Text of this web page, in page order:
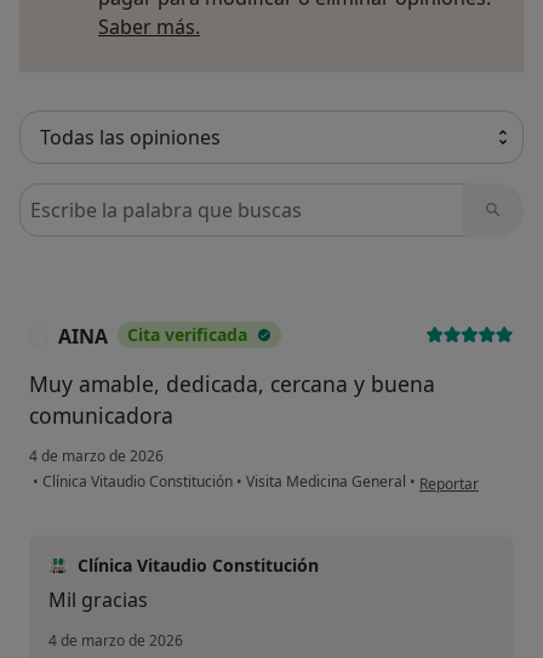
Saber más.
Busca en opiniones
AINA Cita verificada
Muy amable, dedicada, cercana y buena
comunicadora
4 de marzo de 2026
• Clínica Vitaudio Constitución • Visita Medicina General • en opinión del
Reportar
Clínica Vitaudio Constitución
Mil gracias
4 de marzo de 2026